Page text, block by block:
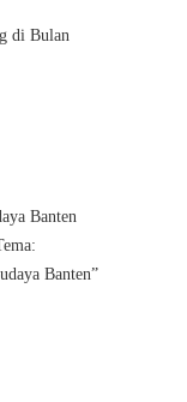
di Bulan
Banten
Banten”